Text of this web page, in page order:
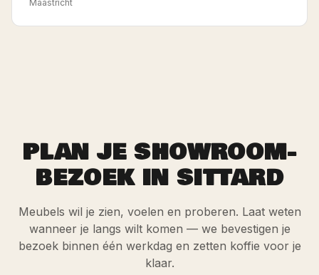
Maastricht
PLAN JE SHOWROOM-
BEZOEK IN SITTARD
Meubels wil je zien, voelen en proberen. Laat weten
wanneer je langs wilt komen — we bevestigen je
bezoek binnen één werkdag en zetten koffie voor je
klaar.